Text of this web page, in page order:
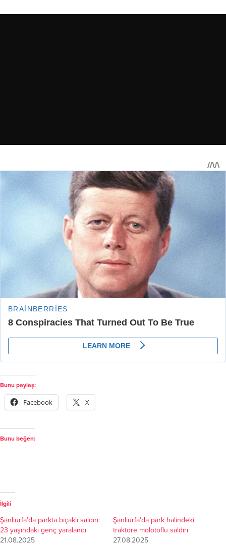
Bunu paylaş:
Facebook X
Bunu beğen:
İlgili
Şanlıurfa’da parkta bıçaklı saldırı:
23 yaşındaki genç yaralandı
21.08.2025
Şanlıurfa’da park halindeki
traktöre molotoflu saldırı
27.08.2025